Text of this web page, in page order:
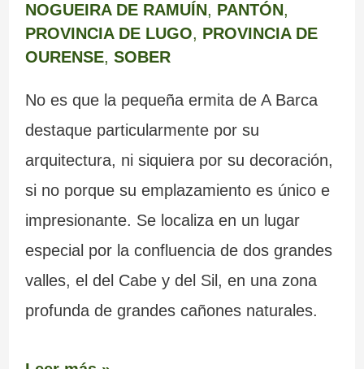
NOGUEIRA DE RAMUÍN, PANTÓN,
PROVINCIA DE LUGO, PROVINCIA DE
OURENSE, SOBER
No es que la pequeña ermita de A Barca
destaque particularmente por su
arquitectura, ni siquiera por su decoración,
si no porque su emplazamiento es único e
impresionante. Se localiza en un lugar
especial por la confluencia de dos grandes
valles, el del Cabe y del Sil, en una zona
profunda de grandes cañones naturales.